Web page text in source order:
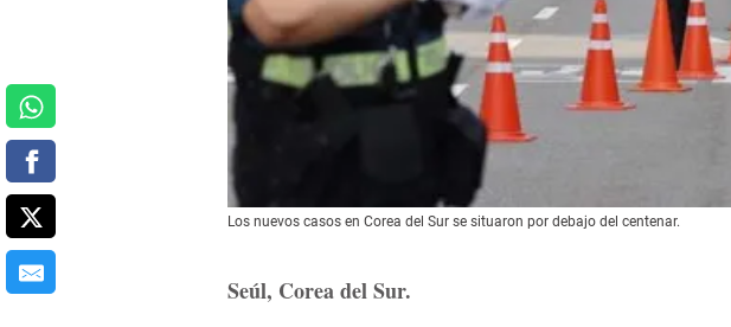
Los nuevos casos en Corea del Sur se situaron por debajo del centenar.
Seúl, Corea del Sur.